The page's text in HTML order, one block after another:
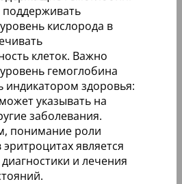
поддерживать
кислорода в
клеток. Важно
гемоглобина
индикатором здоровья:
указывать на
заболевания.
понимание роли
является
и лечения